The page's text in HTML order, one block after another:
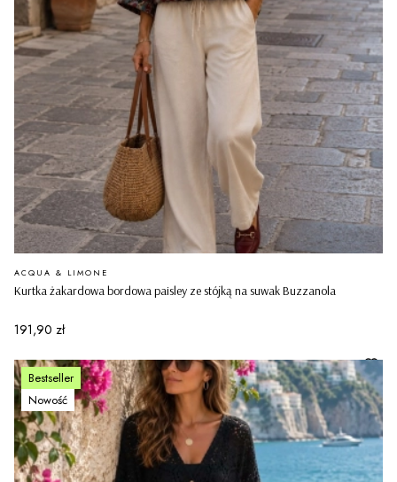
Kurtka żakardowa bordowa paisley ze stójką na suwak Buzzanola
PRODUCENT
ACQUA & LIMONE
Cena
191,90 zł
Bestseller
Nowość